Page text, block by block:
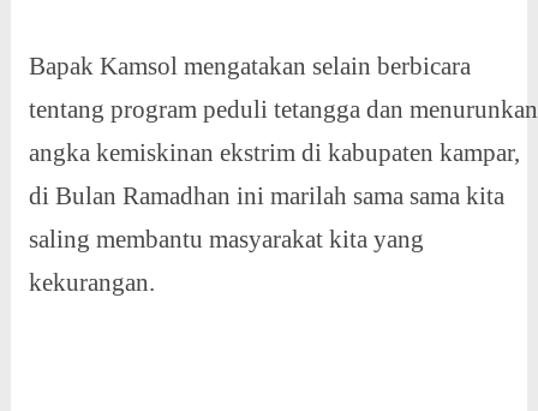
Bapak Kamsol mengatakan selain berbicara
tentang program peduli tetangga dan menurunkan
angka kemiskinan ekstrim di kabupaten kampar,
di Bulan Ramadhan ini marilah sama sama kita
saling membantu masyarakat kita yang
kekurangan.